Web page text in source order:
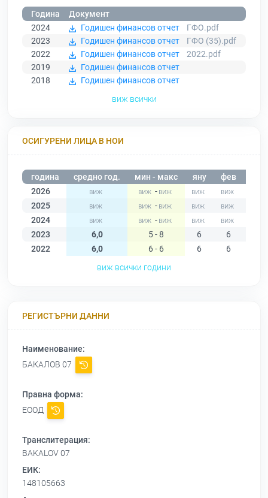
Година
Документ
2024
Годишен финансов отчет
ГФО.pdf
2023
Годишен финансов отчет
ГФО (35).pdf
2022
Годишен финансов отчет
2022.pdf
2019
Годишен финансов отчет
2018
Годишен финансов отчет
виж всички
ОСИГУРЕНИ ЛИЦА В НОИ
година средно год. мин - макс яну фев
2026
-
2025
-
2024
-
2023
6,0 5 - 8 6 6
2022
6,0 6 - 6 6 6
виж всички години
РЕГИСТЪРНИ ДАННИ
Наименование:
БАКАЛОВ 07
Правна форма:
ЕООД
Транслитерация:
BAKALOV 07
ЕИК:
148105663